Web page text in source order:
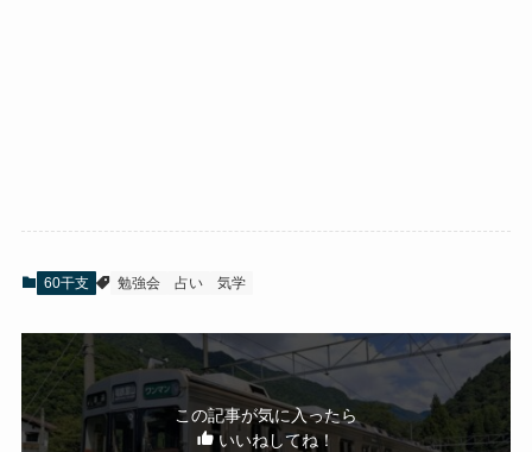
60干支 勉強会 占い 気学
この記事が気に入ったら
いいねしてね！